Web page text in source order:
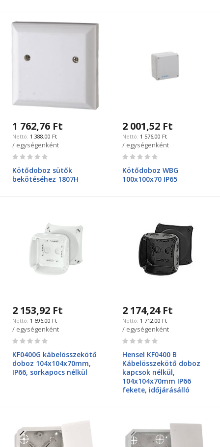
1 762,76 Ft
1 388,00 Ft
/ egységenként
Rating:
Kötődoboz sütők
bekötéséhez 1807H
2 001,52 Ft
1 576,00 Ft
/ egységenként
Rating:
Kötődoboz WBG
100x100x70 IP65
2 153,92 Ft
1 696,00 Ft
/ egységenként
Rating:
KF0400G kábelösszekötő
doboz 104x104x70mm,
IP66, sorkapocs nélkül
2 174,24 Ft
1 712,00 Ft
/ egységenként
Rating:
Hensel KF0400 B
Kábelösszekötő doboz
kapcsok nélkül,
104x104x70mm IP66
fekete, időjárásálló